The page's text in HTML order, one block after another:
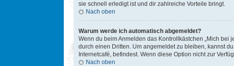
sie schnell erledigt ist und dir zahlreiche Vorteile bringt.
Nach oben
Warum werde ich automatisch abgemeldet?
Wenn du beim Anmelden das Kontrollkästchen „Mich
durch einen Dritten. Um angemeldet zu bleiben, kannst
Internetcafé, befindest. Wenn diese Option nicht zur
Nach oben